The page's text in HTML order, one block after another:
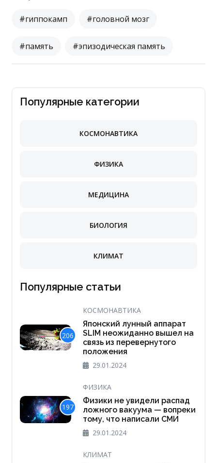
#гиппокамп #головной мозг
#память #эпизодическая память
Популярные категории
КОСМОНАВТИКА
ФИЗИКА
МЕДИЦИНА
БИОЛОГИЯ
КЛИМАТ
Популярные статьи
206
КОСМОНАВТИКА
Японский лунный аппарат
SLIM неожиданно вышел на
связь из перевернутого
положения
29.01.2024
197
ФИЗИКА
Физики не увидели распад
ложного вакуума — вопреки
тому, что написали СМИ
29.01.2024
КЛИМАТ